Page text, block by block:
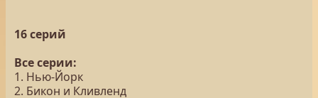
16 серий
Все серии:
1. Нью-Йорк
2. Бикон и Кливленд